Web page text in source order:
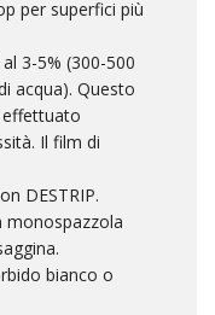
per superfici più
3-5% (300-500
acqua). Questo
Il film di
DESTRIP.
monospazzola
bianco o